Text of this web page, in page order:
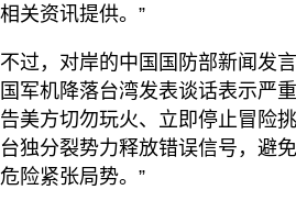
相关资讯提供。”
不过，对岸的中国国防部新闻发
国军机降落台湾发表谈话表示严
告美方切勿玩火、立即停止冒险
台独分裂势力释放错误信号，避
危险紧张局势。”